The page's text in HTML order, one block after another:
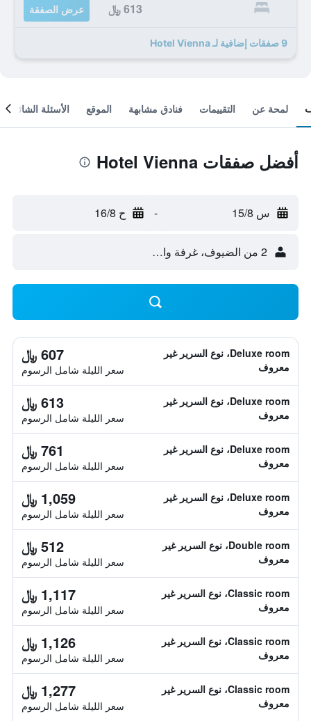
613 ﷼ عرض الصفقة
9 صفقات إضافية لـ Hotel Vienna
لمحة عن التقييمات فنادق مشابهة الموقع الأسئلة الشائعة
أفضل صفقات Hotel Vienna
س 15/8 - ح 16/8
2 من الضيوف، غرفة واحدة
Deluxe room، نوع السرير غير
معروف
607 ﷼
سعر الليلة شامل الرسوم
Deluxe room، نوع السرير غير
معروف
613 ﷼
سعر الليلة شامل الرسوم
Deluxe room، نوع السرير غير
معروف
761 ﷼
سعر الليلة شامل الرسوم
Deluxe room، نوع السرير غير
معروف
1,059 ﷼
سعر الليلة شامل الرسوم
Double room، نوع السرير غير
معروف
512 ﷼
سعر الليلة شامل الرسوم
Classic room، نوع السرير غير
معروف
1,117 ﷼
سعر الليلة شامل الرسوم
Classic room، نوع السرير غير
معروف
1,126 ﷼
سعر الليلة شامل الرسوم
Classic room، نوع السرير غير
معروف
1,277 ﷼
سعر الليلة شامل الرسوم